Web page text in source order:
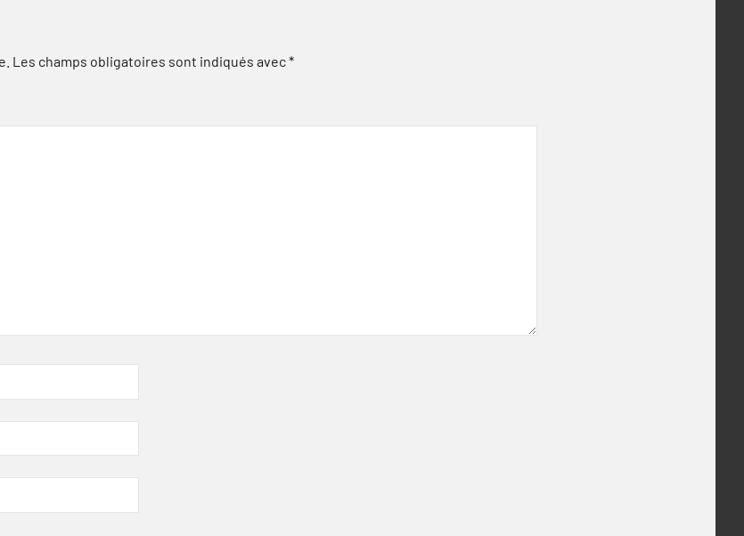
Les champs obligatoires sont indiqués avec*